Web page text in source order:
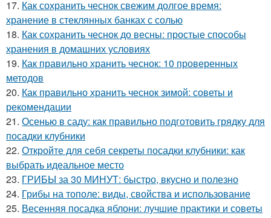
17. Как сохранить чеснок свежим долгое время:
хранение в стеклянных банках с солью
18. Как сохранить чеснок до весны: простые способы
хранения в домашних условиях
19. Как правильно хранить чеснок: 10 проверенных
методов
20. Как правильно хранить чеснок зимой: советы и
рекомендации
21. Осенью в саду: как правильно подготовить грядку для
посадки клубники
22. Откройте для себя секреты посадки клубники: как
выбрать идеальное место
23. ГРИБЫ за 30 МИНУТ: быстро, вкусно и полезно
24. Грибы на тополе: виды, свойства и использование
25. Весенняя посадка яблони: лучшие практики и советы